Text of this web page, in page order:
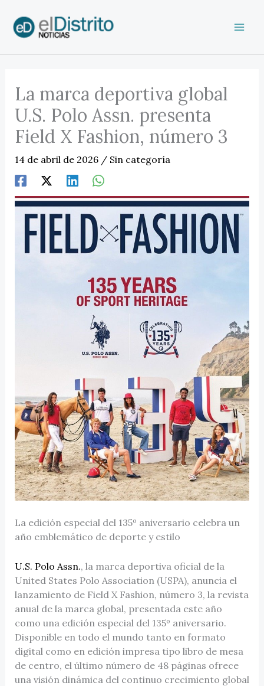
contenido
La marca deportiva global
U.S. Polo Assn. presenta
Field X Fashion, número 3
14 de abril de 2026 / Sin categoría
La edición especial del 135º aniversario celebra un
año emblemático de deporte y estilo
U.S. Polo Assn., la marca deportiva oficial de la
United States Polo Association (USPA), anuncia el
lanzamiento de Field X Fashion, número 3, la revista
anual de la marca global, presentada este año
como una edición especial del 135º aniversario.
Disponible en todo el mundo tanto en formato
digital como en edición impresa tipo libro de mesa
de centro, el último número de 48 páginas ofrece
una visión dinámica del continuo crecimiento global